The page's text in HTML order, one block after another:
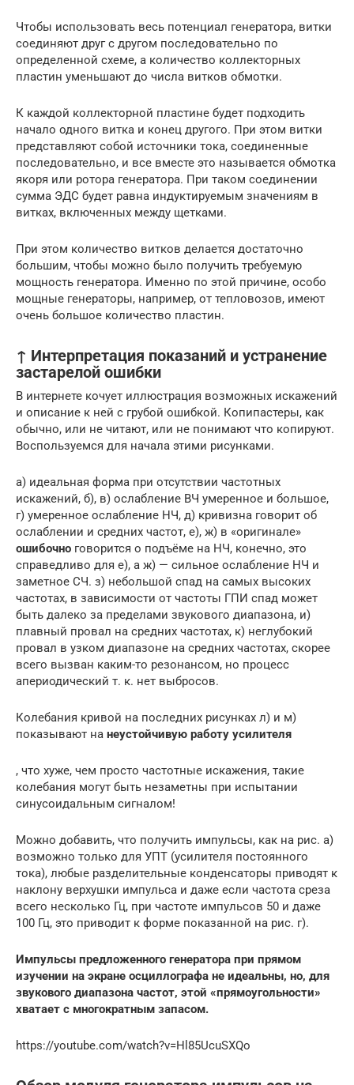
Чтобы использовать весь потенциал генератора, витки
соединяют друг с другом последовательно по
определенной схеме, а количество коллекторных
пластин уменьшают до числа витков обмотки.
К каждой коллекторной пластине будет подходить
начало одного витка и конец другого. При этом витки
представляют собой источники тока, соединенные
последовательно, и все вместе это называется обмотка
якоря или ротора генератора. При таком соединении
сумма ЭДС будет равна индуктируемым значениям в
витках, включенных между щетками.
При этом количество витков делается достаточно
большим, чтобы можно было получить требуемую
мощность генератора. Именно по этой причине, особо
мощные генераторы, например, от тепловозов, имеют
очень большое количество пластин.
↑ Интерпретация показаний и устранение
застарелой ошибки
В интернете кочует иллюстрация возможных искажений
и описание к ней с грубой ошибкой. Копипастеры, как
обычно, или не читают, или не понимают что копируют.
Воспользуемся для начала этими рисунками.
а) идеальная форма при отсутствии частотных
искажений, б), в) ослабление ВЧ умеренное и большое,
г) умеренное ослабление НЧ, д) кривизна говорит об
ослаблении и средних частот, е), ж) в «оригинале»
ошибочно говорится о подъёме на НЧ, конечно, это
справедливо для е), а ж) — сильное ослабление НЧ и
заметное СЧ. з) небольшой спад на самых высоких
частотах, в зависимости от частоты ГПИ спад может
быть далеко за пределами звукового диапазона, и)
плавный провал на средних частотах, к) неглубокий
провал в узком диапазоне на средних частотах, скорее
всего вызван каким-то резонансом, но процесс
апериодический т. к. нет выбросов.
Колебания кривой на последних рисунках л) и м)
показывают на неустойчивую работу усилителя
, что хуже, чем просто частотные искажения, такие
колебания могут быть незаметны при испытании
синусоидальным сигналом!
Можно добавить, что получить импульсы, как на рис. а)
возможно только для УПТ (усилителя постоянного
тока), любые разделительные конденсаторы приводят к
наклону верхушки импульса и даже если частота среза
всего несколько Гц, при частоте импульсов 50 и даже
100 Гц, это приводит к форме показанной на рис. г).
Импульсы предложенного генератора при прямом
изучении на экране осциллографа не идеальны, но, для
звукового диапазона частот, этой «прямоугольности»
хватает с многократным запасом.
https://youtube.com/watch?v=Hl85UcuSXQo